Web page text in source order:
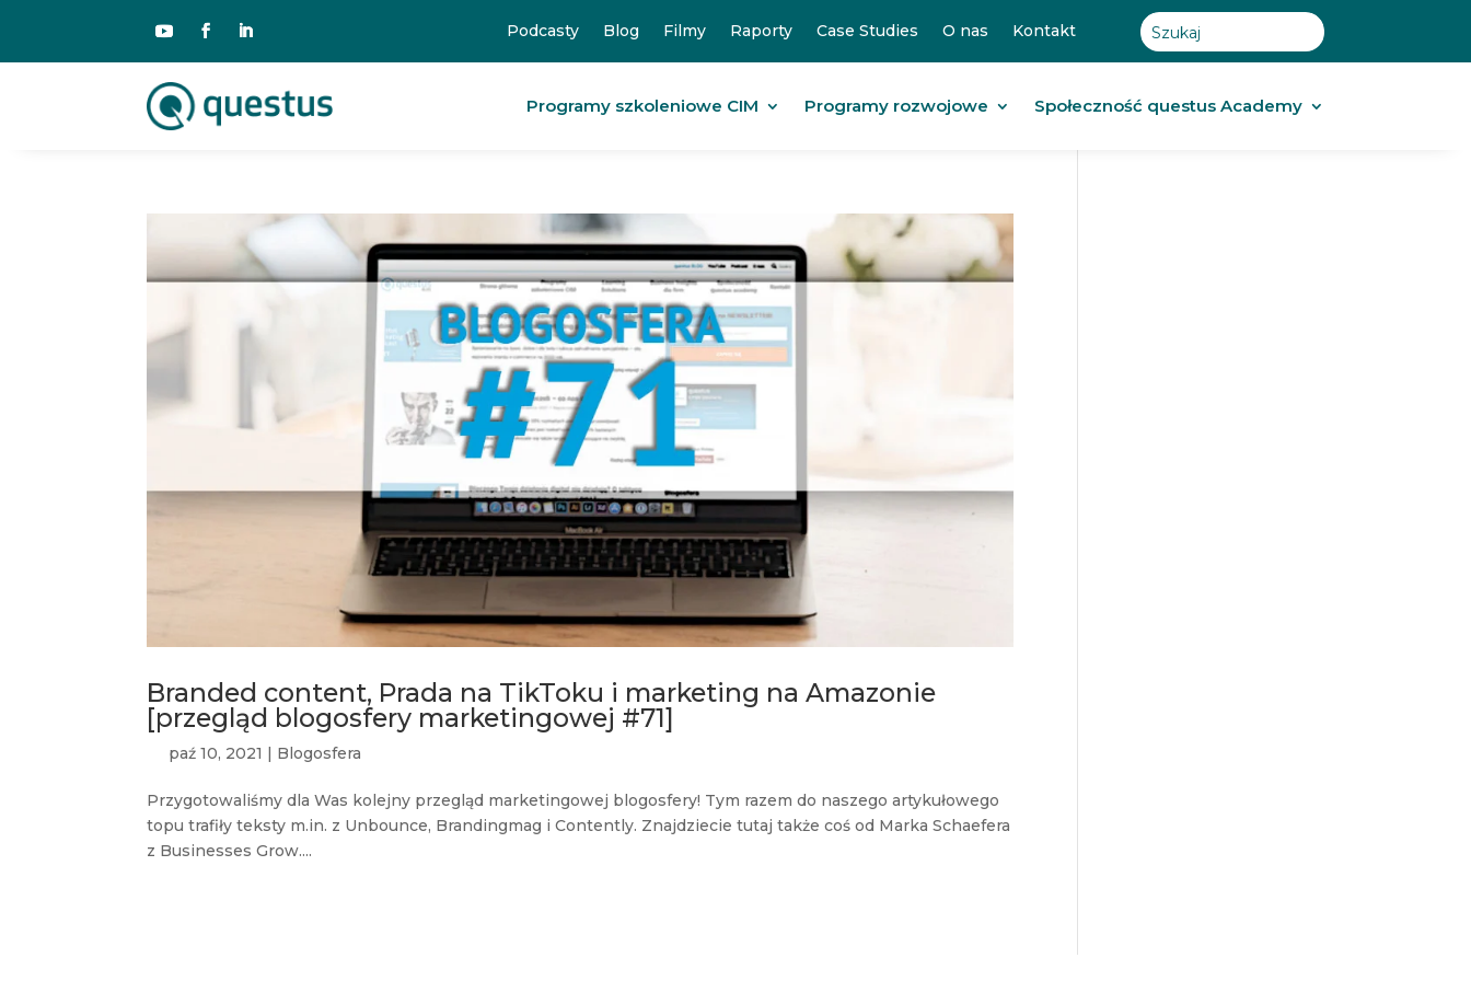
Podcasty Blog Filmy Raporty Case Studies O nas Kontakt
Programy szkoleniowe CIM Programy rozwojowe Społeczność questus Academy
Branded content, Prada na TikToku i marketing na Amazonie
[przegląd blogosfery marketingowej #71]
paź 10, 2021 | Blogosfera
Przygotowaliśmy dla Was kolejny przegląd marketingowej blogosfery! Tym razem do naszego artykułowego
topu trafiły teksty m.in. z Unbounce, Brandingmag i Contently. Znajdziecie tutaj także coś od Marka Schaefera
z Businesses Grow....